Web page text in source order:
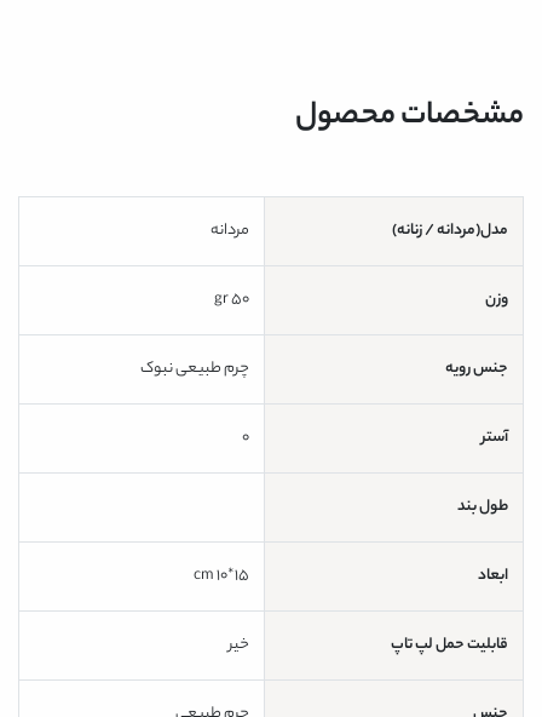
مشخصات محصول
مدل(مردانه / زنانه) مردانه
وزن 50 gr
جنس رویه چرم طبیعی نبوک
آستر
طول بند
ابعاد
قابلیت حمل لپ تاپ خیر